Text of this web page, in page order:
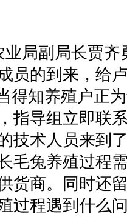
副局长贾齐
员的到来，给
得知养殖户正
指导组立即联
技术人员来到
毛兔养殖过程
货商。同时还
过程遇到什么